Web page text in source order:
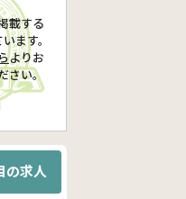
載する
ます。
より お
さい。
の求人